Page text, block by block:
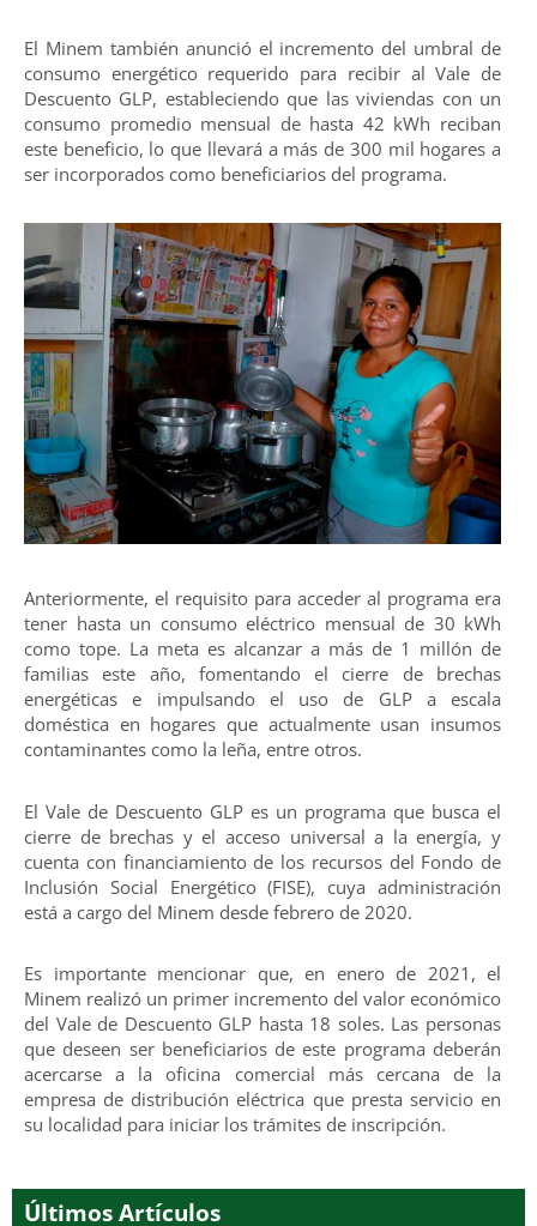
El Minem también anunció el incremento del umbral de
consumo energético requerido para recibir al Vale de
Descuento GLP, estableciendo que las viviendas con un
consumo promedio mensual de hasta 42 kWh reciban
este beneficio, lo que llevará a más de 300 mil hogares a
ser incorporados como beneficiarios del programa.
Anteriormente, el requisito para acceder al programa era
tener hasta un consumo eléctrico mensual de 30 kWh
como tope. La meta es alcanzar a más de 1 millón de
familias este año, fomentando el cierre de brechas
energéticas e impulsando el uso de GLP a escala
doméstica en hogares que actualmente usan insumos
contaminantes como la leña, entre otros.
El Vale de Descuento GLP es un programa que busca el
cierre de brechas y el acceso universal a la energía, y
cuenta con financiamiento de los recursos del Fondo de
Inclusión Social Energético (FISE), cuya administración
está a cargo del Minem desde febrero de 2020.
Es importante mencionar que, en enero de 2021, el
Minem realizó un primer incremento del valor económico
del Vale de Descuento GLP hasta 18 soles. Las personas
que deseen ser beneficiarios de este programa deberán
acercarse a la oficina comercial más cercana de la
empresa de distribución eléctrica que presta servicio en
su localidad para iniciar los trámites de inscripción.
Últimos Artículos